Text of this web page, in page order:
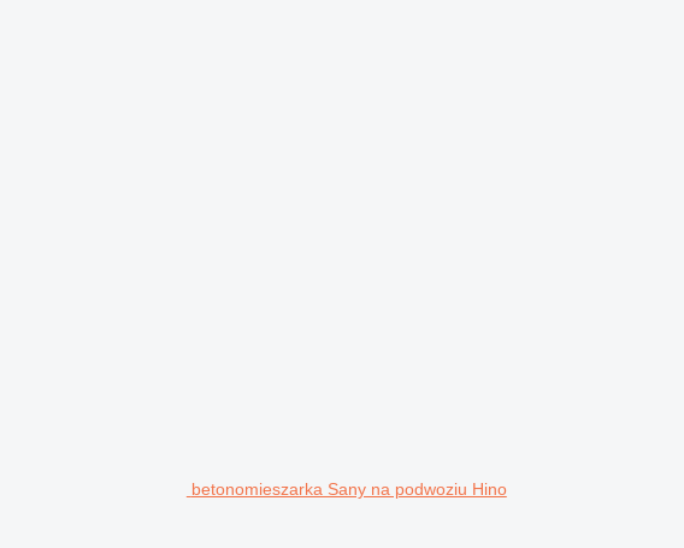
betonomieszarka Sany na podwoziu Hino